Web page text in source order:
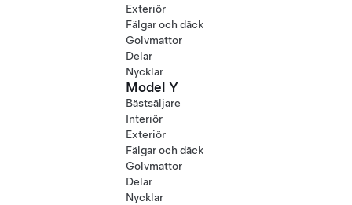
Exteriör
Fälgar och däck
Golvmattor
Delar
Nycklar
Model Y
Bästsäljare
Interiör
Exteriör
Fälgar och däck
Golvmattor
Delar
Nycklar